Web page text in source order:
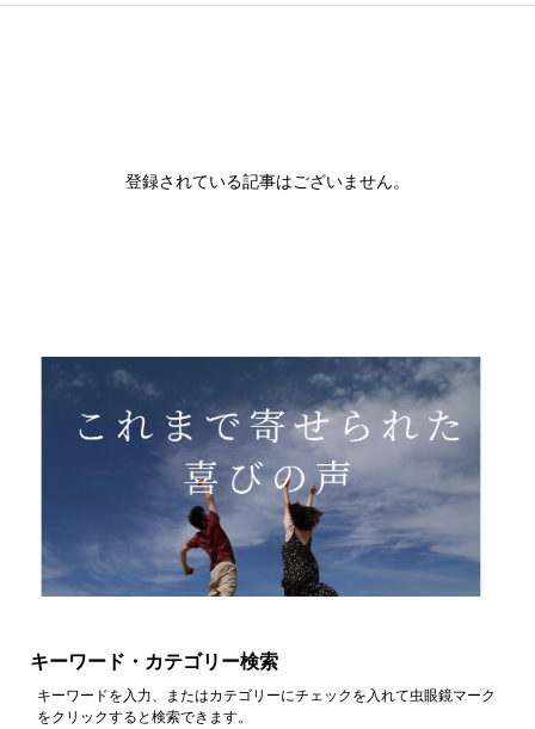
登録されている記事はございません。
キーワード・カテゴリー検索
キーワードを入力、またはカテゴリーにチェックを入れて虫眼鏡マーク
をクリックすると検索できます。